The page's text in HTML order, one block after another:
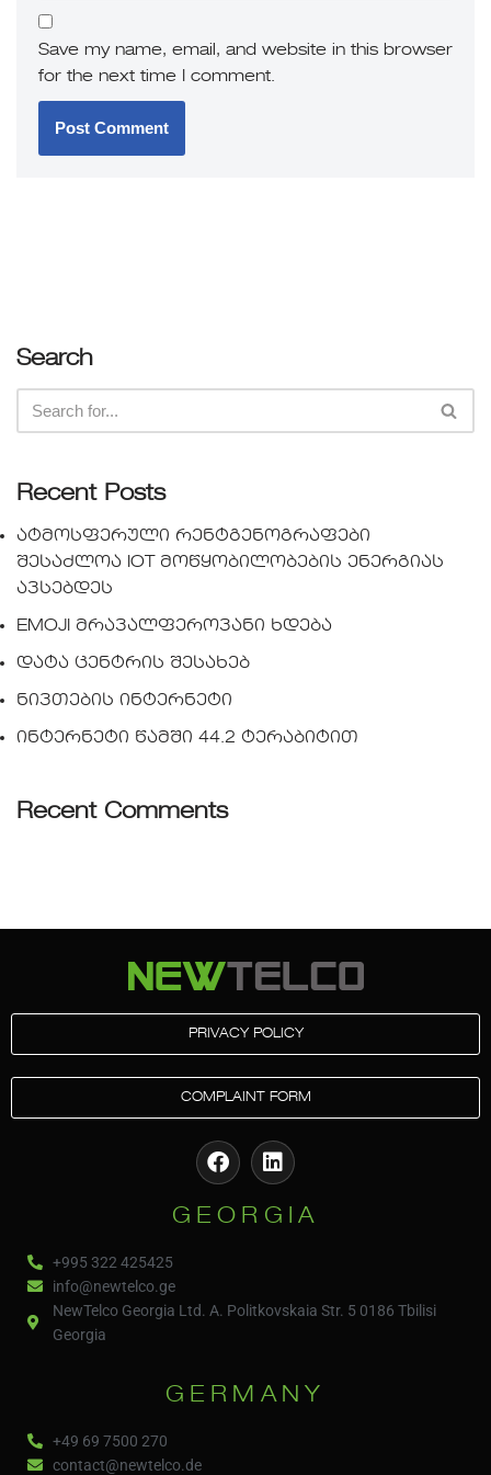
Save my name, email, and website in this browser
for the next time I comment.
Search
Recent Posts
ატმოსფერული რენტგენოგრაფები
შესაძლოა IOT მოწყობილობების ენერგიას
ავსებდეს
EMOJI მრავალფეროვანი ხდება
დატა ცენტრის შესახებ
ნივთების ინტერნეტი
ინტერნეტი წამში 44.2 ტერაბიტით
Recent Comments
PRIVACY POLICY
COMPLAINT FORM
GEORGIA
+995 322 425425
info@newtelco.ge
NewTelco Georgia Ltd. A. Politkovskaia Str. 5 0186 Tbilisi
Georgia
GERMANY
+49 69 7500 270
contact@newtelco.de